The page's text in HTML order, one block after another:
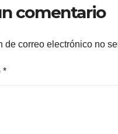
comentario
de correo electrónico no
*